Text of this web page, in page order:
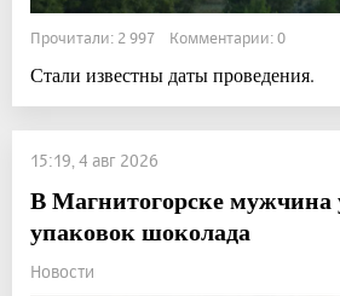
Прочитали: 2 997 Комментарии: 0
Стали известны даты проведения.
15:19, 4 авг 2026
В Магнитогорске мужчина
упаковок шоколада
Новости